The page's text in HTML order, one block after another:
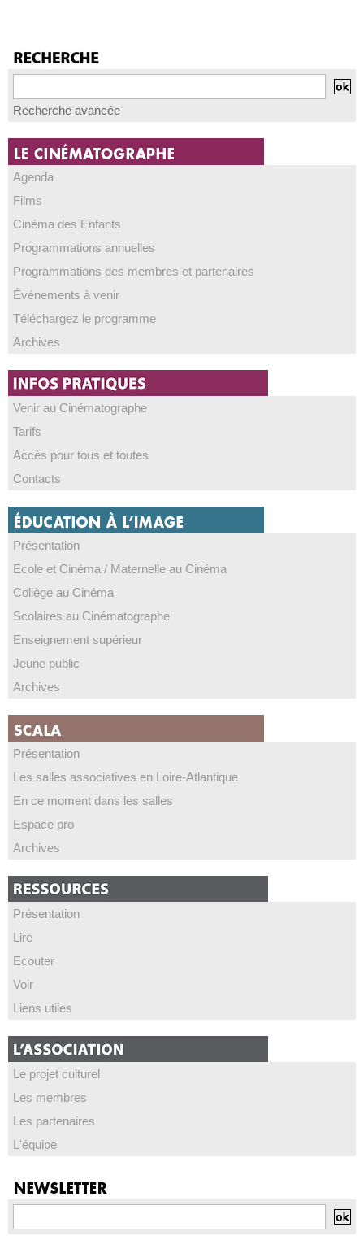
Recherche avancée
Agenda
Films
Cinéma des Enfants
Programmations annuelles
Programmations des membres et partenaires
Événements à venir
Téléchargez le programme
Archives
Venir au Cinématographe
Tarifs
Accès pour tous et toutes
Contacts
Présentation
Ecole et Cinéma / Maternelle au Cinéma
Collège au Cinéma
Scolaires au Cinématographe
Enseignement supérieur
Jeune public
Archives
Présentation
Les salles associatives en Loire-Atlantique
En ce moment dans les salles
Espace pro
Archives
Présentation
Lire
Ecouter
Voir
Liens utiles
Le projet culturel
Les membres
Les partenaires
L'équipe